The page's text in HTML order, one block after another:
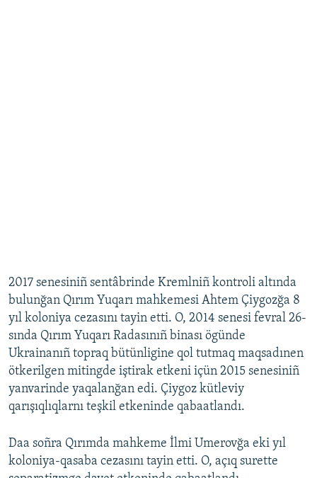
2017 senesiniñ sentâbrinde Kremlniñ kontroli altında
bulunğan Qırım Yuqarı mahkemesi Ahtem Çiygozğa 8
yıl koloniya cezasını tayin etti. O, 2014 senesi fevral 26-
sında Qırım Yuqarı Radasınıñ binası ögünde
Ukrainanıñ topraq bütünligine qol tutmaq maqsadınen
ötkerilgen mitingde iştirak etkeni içün 2015 senesiniñ
yanvarinde yaqalanğan edi. Çiygoz kütleviy
qarışıqlıqlarnı teşkil etkeninde qabaatlandı.
Daa soñra Qırımda mahkeme İlmi Umerovğa eki yıl
koloniya-qasaba cezasını tayin etti. O, açıq surette